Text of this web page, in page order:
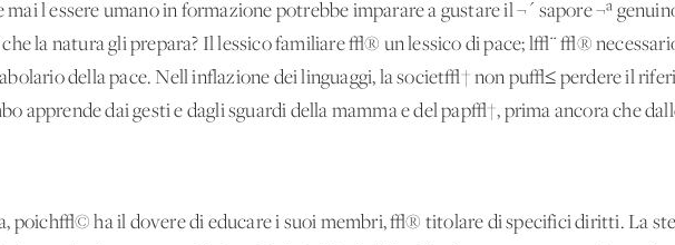
mai l'essere umano in formazione potrebbe imparare a gustare il ¬´ sapore ¬ª
la natura gli prepara? Il lessico familiare √® un lessico di pace; l√¨ √®
della pace. Nell'inflazione dei linguaggi, la societ√† non pu√≤ perdere il
apprende dai gesti e dagli sguardi della mamma e del pap√†, prima ancora che
poich√© ha il dovere di educare i suoi membri, √® titolare di specifici diritti. La